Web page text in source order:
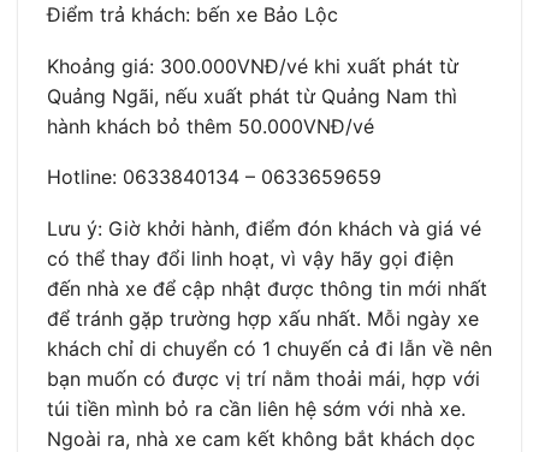
Điểm trả khách: bến xe Bảo Lộc
Khoảng giá: 300.000VNĐ/vé khi xuất phát từ
Quảng Ngãi, nếu xuất phát từ Quảng Nam thì
hành khách bỏ thêm 50.000VNĐ/vé
Hotline: 0633840134 – 0633659659
Lưu ý: Giờ khởi hành, điểm đón khách và giá vé
có thể thay đổi linh hoạt, vì vậy hãy gọi điện
đến nhà xe để cập nhật được thông tin mới nhất
để tránh gặp trường hợp xấu nhất. Mỗi ngày xe
khách chỉ di chuyển có 1 chuyến cả đi lẫn về nên
bạn muốn có được vị trí nằm thoải mái, hợp với
túi tiền mình bỏ ra cần liên hệ sớm với nhà xe.
Ngoài ra, nhà xe cam kết không bắt khách dọc